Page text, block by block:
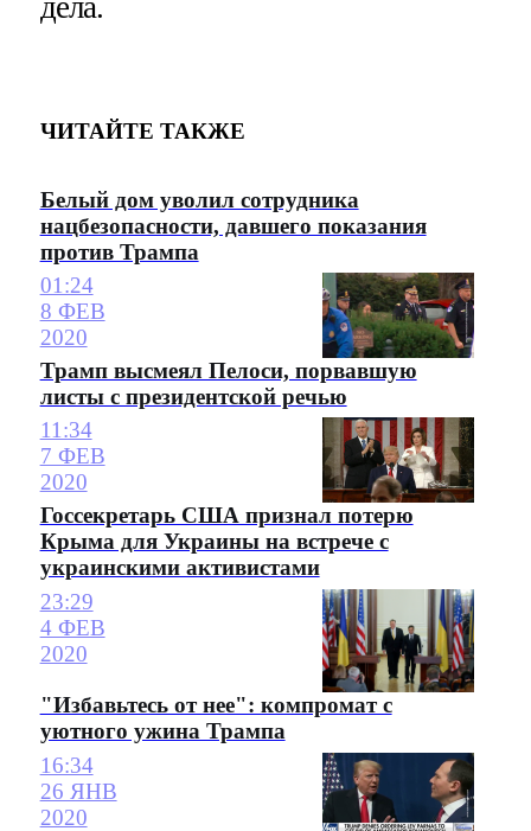
дела.
ЧИТАЙТЕ ТАКЖЕ
Белый дом уволил сотрудника
нацбезопасности, давшего показания
против Трампа
01:24
8 ФЕВ
2020
Трамп высмеял Пелоси, порвавшую
листы с президентской речью
11:34
7 ФЕВ
2020
Госсекретарь США признал потерю
Крыма для Украины на встрече с
украинскими активистами
23:29
4 ФЕВ
2020
"Избавьтесь от нее": компромат с
уютного ужина Трампа
16:34
26 ЯНВ
2020